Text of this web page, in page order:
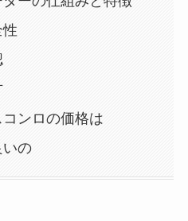
ンロの価格は
の